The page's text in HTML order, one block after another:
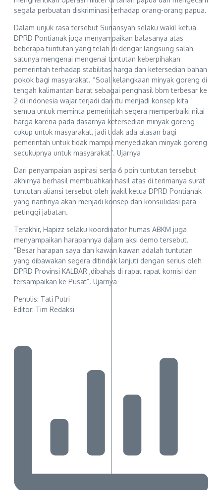
segala perbuatan diskriminasi terhadap orang-orang papua.
Dalam unjuk rasa tersebut Suriansyah selaku wakil ketua
DPRD Pontianak juga menyampaikan balasanya atas
beberapa tuntutan yang telah di dengar langsung salah
satunya mengenai mengenai tuntutan keberpihakan
pemerintah terhadap stabilitas harga dan ketersedian bahan
pokok bagi masyarakat. “Soal kelangkaan minyak goreng di
tengah kalimantan barat sebagai penghasil bbm terbesar ke
2 di indonesia wajar terjadi dan itu menjadi konsep kita
semua untuk meminta pemerintah segera memperbaiki nilai
harga karena pada dasarnya ketersedian minyak goreng
cukup untuk masyarakat, jadi tidak ada alasan bagi
pemerintah untuk tidak mampu menyediakan minyak goreng
secukupnya untuk masyarakat”. Ujarnya
Dari penyampaian aspirasi serta 6 poin tuntutan tersebut
akhirnya berhasil membuahkan hasil atas di terimanya surat
tuntutan aliansi tersebut oleh wakil ketua DPRD Pontianak
yang nantinya akan menjadi konsep dan konsulidasi para
petinggi jabatan.
Terakhir, Hapizz selaku koordinator humas ABKM juga
menyampaikan harapannya dalam aksi demo tersebut.
“Besar harapan saya dan kawan kawan adalah tuntutan
yang dibawakan segera ditindak lanjuti dengan serius oleh
DPRD Provinsi KALBAR ,dibahas di rapat rapat komisi dan
tersampaikan ke Pusat”. Ujarnya
Penulis: Tati Putri
Editor: Tim Redaksi